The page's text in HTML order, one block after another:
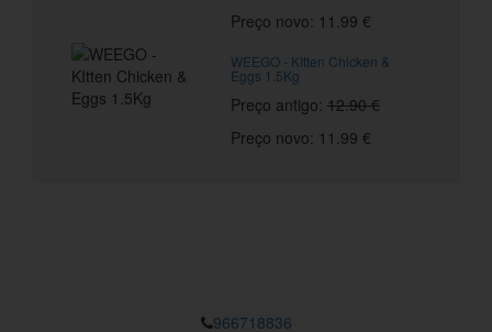
Preço novo: 11.99 €
WEEGO - KItten Chicken &
Eggs 1.5Kg
Preço antigo: 12.90 €
Preço novo: 11.99 €
966718836